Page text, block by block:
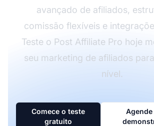
avançado de afiliados,
comissão flexíveis e
Teste o Post Affiliate Pro hoje
seu marketing de afiliados
nível.
Comece o teste
gratuito
Agende